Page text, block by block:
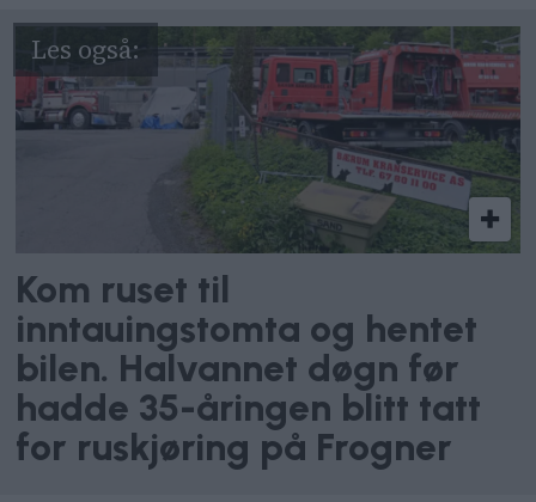
Kom ruset til
inntauingstomta og hentet
bilen. Halvannet døgn før
hadde 35-åringen blitt tatt
for ruskjøring på Frogner